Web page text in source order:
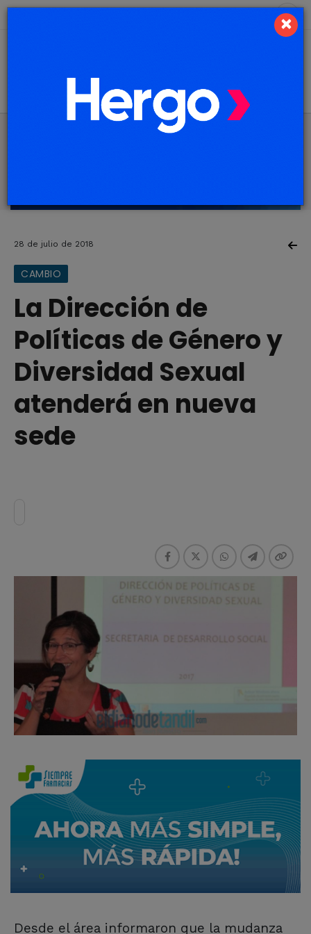
28 de julio de 2018
CAMBIO
La Dirección de
Políticas de Género y
Diversidad Sexual
atenderá en nueva
sede
Desde el área informaron que la mudanza
×